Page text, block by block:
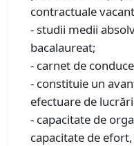
contractuale
- studii medii
bacalaureat;
- carnet de
- constituie un
efectuare de
- capacitate de
capacitate de